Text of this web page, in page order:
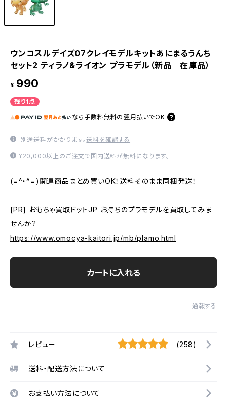
ウンコスルデイズ07クレイモデルキットあにまるうんち
セット2 ティラノ&ライオン プラモデル（新品 在庫品）
¥ 990
残り1点
なら 手数料無料の 翌月払いでOK
別途送料がかかります。送料を確認する
¥20,000以上のご注文で国内送料が無料になります。
(=^・^=)関連商品まとめ買いOK！送料そのまま同梱発送！
[PR] おもちゃ買取ドットJP お持ちのプラモデルを買取してみま
せんか？
https://www.omocya-kaitori.jp/mb/plamo.html
カートに入れる
通報する
レビュー (258)
送料・配送方法について
お支払い方法について